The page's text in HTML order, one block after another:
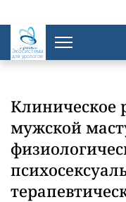
Экосистема
для урологов
Клиническое
мужской